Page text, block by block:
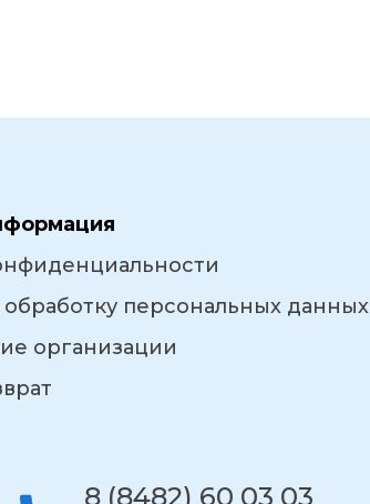
обработку персональных данных
организации
8 (8482) 60 03 03